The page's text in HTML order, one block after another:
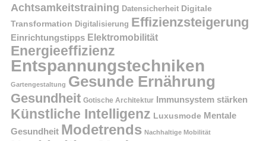
Achtsamkeitstraining Datensicherheit Digitale
Transformation Digitalisierung Effizienzsteigerung
Einrichtungstipps Elektromobilität
Energieeffizienz
Entspannungstechniken
Gartengestaltung Gesunde Ernährung
Gesundheit Gotische Architektur Immunsystem stärken
Künstliche Intelligenz Luxusmode Mentale
Gesundheit Modetrends Nachhaltige Mobilität